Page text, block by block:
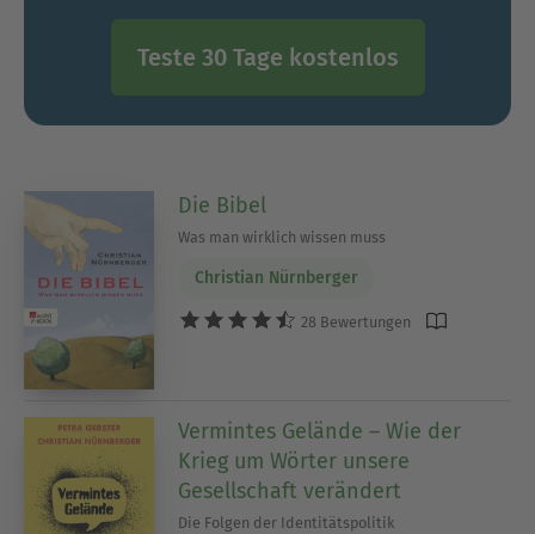
Teste 30 Tage kostenlos
Die Bibel
Was man wirklich wissen muss
Christian Nürnberger
28 Bewertungen
Vermintes Gelände – Wie der
Krieg um Wörter unsere
Gesellschaft verändert
Die Folgen der Identitätspolitik